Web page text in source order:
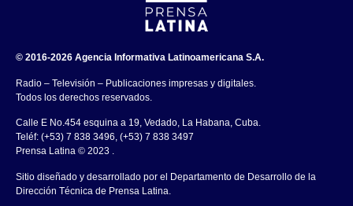
© 2016-2026 Agencia Informativa Latinoamericana S.A.
Radio – Televisión – Publicaciones impresas y digitales.
Todos los derechos reservados.
Calle E No.454 esquina a 19, Vedado, La Habana, Cuba.
Teléf: (+53) 7 838 3496, (+53) 7 838 3497
Prensa Latina © 2023 .
Sitio diseñado y desarrollado por el Departamento de Desarrollo de la
Dirección Técnica de Prensa Latina.